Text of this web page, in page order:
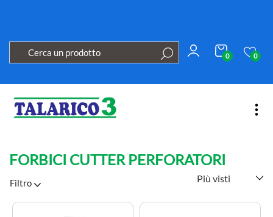
0 0
FORBICI CUTTER PERFORATORI
Filtro